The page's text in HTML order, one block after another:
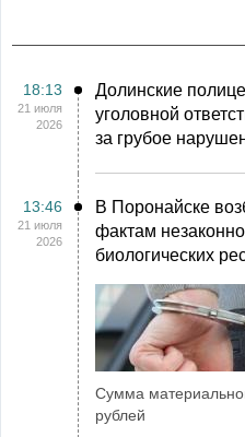
18:13
21 июля
2026
Долинские
уголовной
за грубое
13:46
21 июля
2026
В Поронайске
фактам
биологических
Сумма
рублей